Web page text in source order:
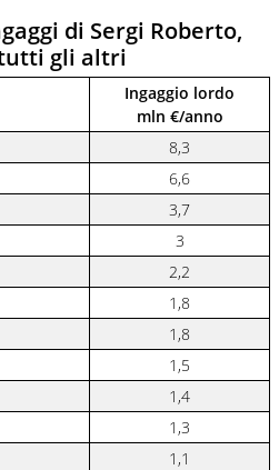
di Sergi Roberto,
gli altri
Ingaggio lordo
mln €/anno
8,3
6,6
3,7
3
2,2
1,8
1,8
1,5
1,4
1,3
1,1